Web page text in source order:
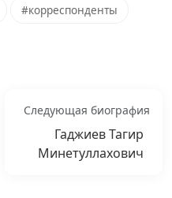
#корреспонденты
Следующая биография
Гаджиев Тагир
Минетуллахович